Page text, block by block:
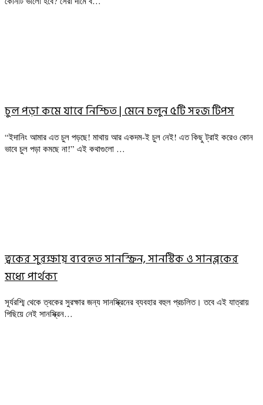
চুল পড়া কমে যাবে নিশ্চিত | মেনে চলুন ৫টি সহজ টিপস
“ইদানিং আমার এত চুল পড়ছে! মাথায় আর একদম-ই চুল নেই! এত কিছু ট্রাই করেও কোন
ভাবে চুল পড়া কমছে না!” এই কথাগুলো …
ত্বকের সুরক্ষায় ব্যবহৃত সানস্ক্রিন, সানস্টিক ও সানব্লকের
মধ্যে পার্থক্য
সূর্যরশ্মি থেকে ত্বকের সুরক্ষার জন্য সানস্ক্রিনের ব্যবহার বহুল প্রচলিত। তবে এই যাত্রায়
পিছিয়ে নেই সানস্ক্রিন…